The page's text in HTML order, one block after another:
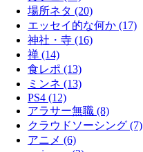
場所ネタ (20)
エッセイ的な何か (17)
神社・寺 (16)
禅 (14)
食レポ (13)
ミンネ (13)
PS4 (12)
アラサー無職 (8)
クラウドソーシング (7)
アニメ (6)